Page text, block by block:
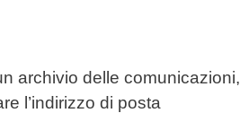
archivio delle comunicazioni,
l’indirizzo di posta